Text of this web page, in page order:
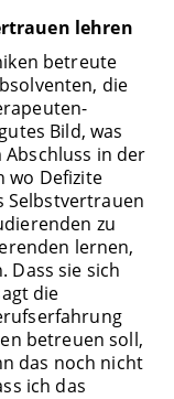
lehren
betreute
die
Bild, was
in der
wo Defizite
Selbstvertrauen
zu
lernen,
Dass sie sich
die
betreuen soll,
das noch nicht
ich das